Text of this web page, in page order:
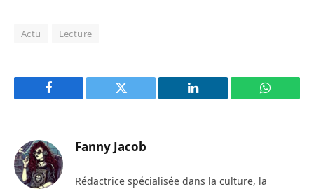
Actu Lecture
Facebook Twitter LinkedIn
Fanny Jacob
Rédactrice spécialisée dans la culture, la